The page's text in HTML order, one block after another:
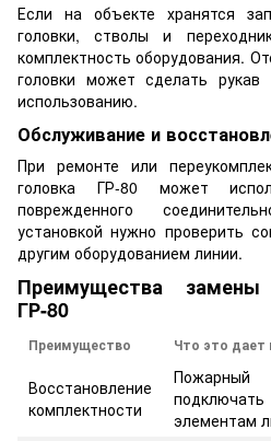
Если на объекте хранятся
головки, стволы и
комплектность оборудования.
головки может сделать
использованию.
Обслуживание и
При ремонте или
головка ГР-80 может
поврежденного
установкой нужно проверить
другим оборудованием линии.
Преимущества замены
ГР-80
Преимущество Что это дает
Восстановление
комплектности
элементам